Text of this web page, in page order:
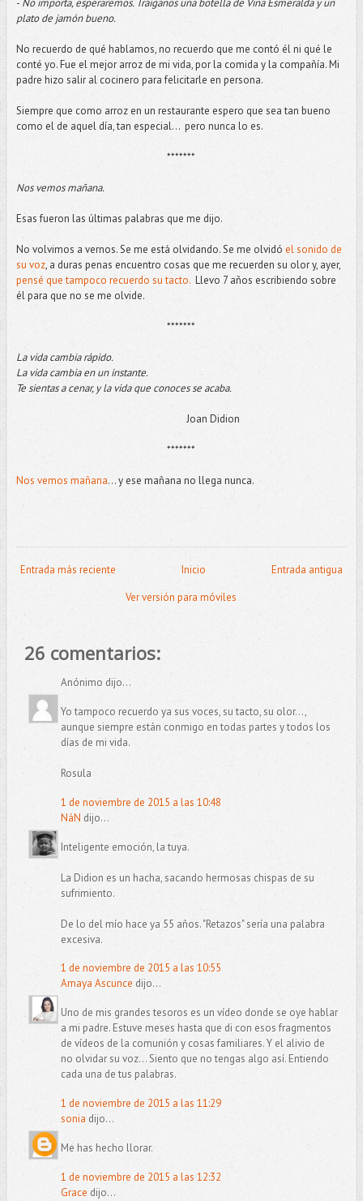
- No importa, esperaremos. Tráiganos una botella de Viña Esmeralda y un
plato de jamón bueno.
No recuerdo de qué hablamos, no recuerdo que me contó él ni qué le
conté yo. Fue el mejor arroz de mi vida, por la comida y la compañía. Mi
padre hizo salir al cocinero para felicitarle en persona.
Siempre que como arroz en un restaurante espero que sea tan bueno
como el de aquel día, tan especial... pero nunca lo es.
*******
Nos vemos mañana.
Esas fueron las últimas palabras que me dijo.
No volvimos a vernos. Se me está olvidando. Se me olvidó el sonido de
su voz, a duras penas encuentro cosas que me recuerden su olor y, ayer,
pensé que tampoco recuerdo su tacto. Llevo 7 años escribiendo sobre
él para que no se me olvide.
*******
La vida cambia rápido.
La vida cambia en un instante.
Te sientas a cenar, y la vida que conoces se acaba.
Joan Didion
*******
Nos vemos mañana... y ese mañana no llega nunca.
Entrada más reciente Entrada antigua
Inicio
Ver versión para móviles
26 comentarios:
Anónimo dijo...
Yo tampoco recuerdo ya sus voces, su tacto, su olor...,
aunque siempre están conmigo en todas partes y todos los
días de mi vida.
Rosula
1 de noviembre de 2015 a las 10:48
NáN dijo...
Inteligente emoción, la tuya.
La Didion es un hacha, sacando hermosas chispas de su
sufrimiento.
De lo del mío hace ya 55 años. "Retazos" sería una palabra
excesiva.
1 de noviembre de 2015 a las 10:55
Amaya Ascunce dijo...
Uno de mis grandes tesoros es un vídeo donde se oye hablar
a mi padre. Estuve meses hasta que di con esos fragmentos
de vídeos de la comunión y cosas familiares. Y el alivio de
no olvidar su voz... Siento que no tengas algo así. Entiendo
cada una de tus palabras.
1 de noviembre de 2015 a las 11:29
sonia dijo...
Me has hecho llorar.
1 de noviembre de 2015 a las 12:32
Grace dijo...